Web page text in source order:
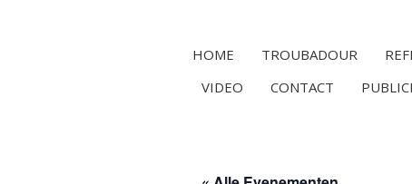
HOME TROUBADOUR
VIDEO
CONTACT